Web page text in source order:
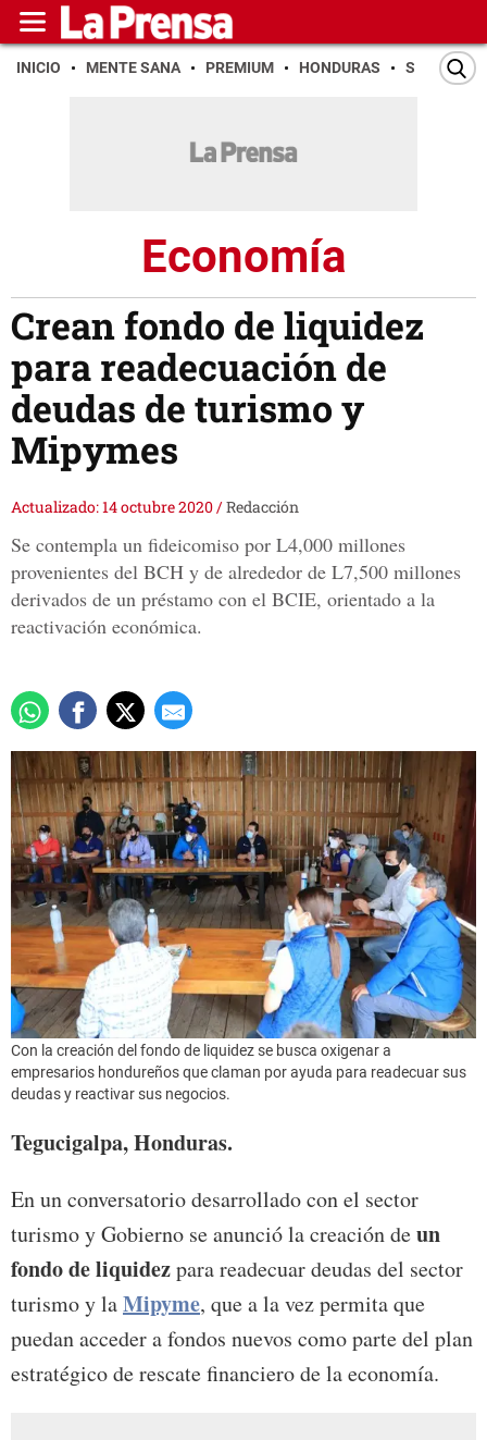
INICIO MENTE SANA PREMIUM HONDURAS SAN PEDRO
Economía
Crean fondo de liquidez
para readecuación de
deudas de turismo y
Mipymes
Actualizado: 14 octubre 2020/Redacción
Se contempla un fideicomiso por L4,000 millones
provenientes del BCH y de alrededor de L7,500 millones
derivados de un préstamo con el BCIE, orientado a la
reactivación económica.
Con la creación del fondo de liquidez se busca oxigenar a
empresarios hondureños que claman por ayuda para readecuar sus
deudas y reactivar sus negocios.
Tegucigalpa, Honduras.
En un conversatorio desarrollado con el sector
turismo y Gobierno se anunció la creación deun
fondo de liquidezpara readecuar deudas del sector
turismo y laMipyme, que a la vez permita que
puedan acceder a fondos nuevos como parte del plan
estratégico de rescate financiero de la economía.